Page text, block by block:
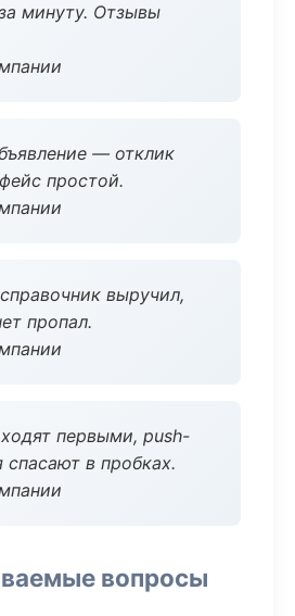
минуту. Отзывы
— отклик
простой.
выручил,
пропал.
первыми, push-
спасают в пробках.
вопросы